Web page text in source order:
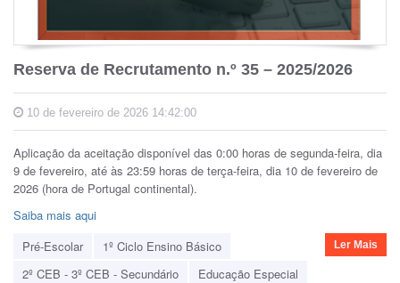
Reserva de Recrutamento n.º 35 – 2025/2026
10 de fevereiro de 2026 14:42:00
Aplicação da aceitação disponível das 0:00 horas de segunda-feira, dia
9 de fevereiro, até às 23:59 horas de terça-feira, dia 10 de fevereiro de
2026 (hora de Portugal continental).
Saiba mais aqui
Pré-Escolar
1º Ciclo Ensino Básico
2º CEB - 3º CEB - Secundário
Educação Especial
Ler Mais